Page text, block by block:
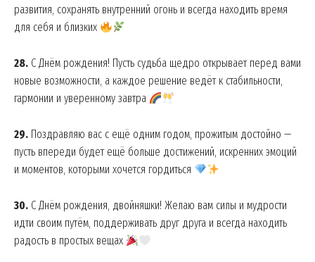
развития, сохранять внутренний огонь и всегда находить время
для себя и близких
28. С Днём рождения! Пусть судьба щедро открывает перед вами
новые возможности, а каждое решение ведёт к стабильности,
гармонии и уверенному завтра
29. Поздравляю вас с ещё одним годом, прожитым достойно —
пусть впереди будет ещё больше достижений, искренних эмоций
и моментов, которыми хочется гордиться
30. С Днём рождения, двойняшки! Желаю вам силы и мудрости
идти своим путём, поддерживать друг друга и всегда находить
радость в простых вещах